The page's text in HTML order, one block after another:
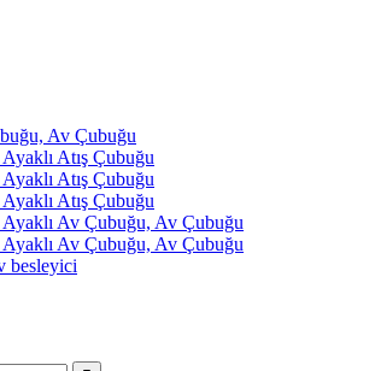
Av Çubuğu
Ayaklı Atış Çubuğu
Ayaklı Atış Çubuğu
Atış Çubuğu
Ayaklı Av Çubuğu, Av Çubuğu
Ayaklı Av Çubuğu, Av Çubuğu
besleyici